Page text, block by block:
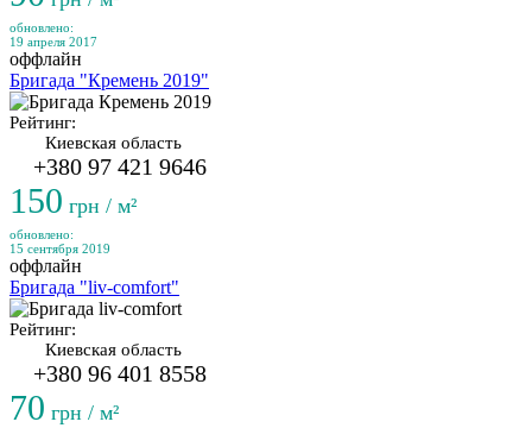
обновлено:
19 апреля 2017
оффлайн
Бригада "Кремень 2019"
Рейтинг:
Киевская область
+380 97 421 9646
150 грн / м²
обновлено:
15 сентября 2019
оффлайн
Бригада "liv-comfort"
Рейтинг:
Киевская область
+380 96 401 8558
70 грн / м²